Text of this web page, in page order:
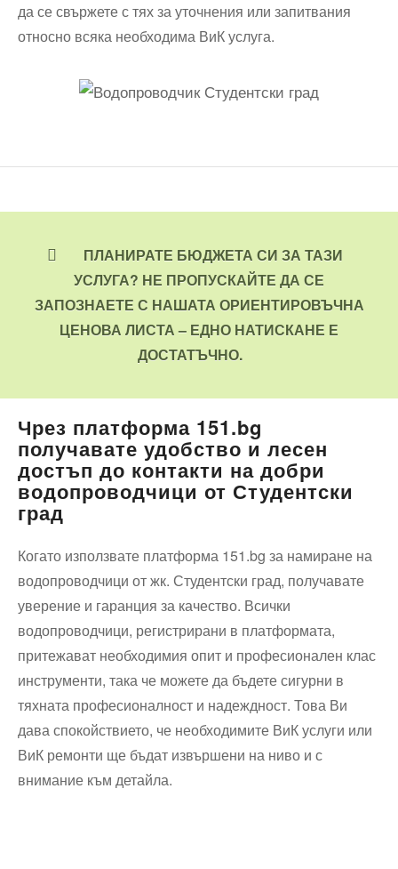
да се свържете с тях за уточнения или запитвания
относно всяка необходима ВиК услуга.
ПЛАНИРАТЕ БЮДЖЕТА СИ ЗА ТАЗИ
УСЛУГА? НЕ ПРОПУСКАЙТЕ ДА СЕ
ЗАПОЗНАЕТЕ С НАШАТА ОРИЕНТИРОВЪЧНА
ЦЕНОВА ЛИСТА – ЕДНО НАТИСКАНЕ Е
ДОСТАТЪЧНО.
Чрез платформа 151.bg
получавате удобство и лесен
достъп до контакти на добри
водопроводчици от Студентски
град
Когато използвате платформа 151.bg за намиране на
водопроводчици от жк. Студентски град, получавате
уверение и гаранция за качество. Всички
водопроводчици, регистрирани в платформата,
притежават необходимия опит и професионален клас
инструменти, така че можете да бъдете сигурни в
тяхната професионалност и надеждност. Това Ви
дава спокойствието, че необходимите ВиК услуги или
ВиК ремонти ще бъдат извършени на ниво и с
внимание към детайла.